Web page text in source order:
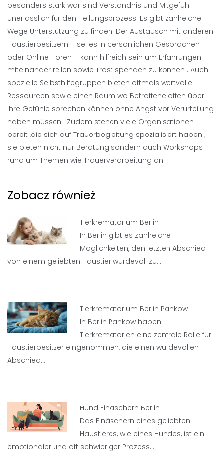
besonders stark war sind Verständnis und Mitgefühl
unerlässlich für den Heilungsprozess. Es gibt zahlreiche
Wege Unterstützung zu finden: Der Austausch mit anderen
Haustierbesitzern – sei es in persönlichen Gesprächen
oder Online-Foren – kann hilfreich sein um Erfahrungen
miteinander teilen sowie Trost spenden zu können . Auch
spezielle Selbsthilfegruppen bieten oftmals wertvolle
Ressourcen sowie einen Raum wo Betroffene offen über
ihre Gefühle sprechen können ohne Angst vor Verurteilung
haben müssen . Zudem stehen viele Organisationen
bereit ,die sich auf Trauerbegleitung spezialisiert haben ;
sie bieten nicht nur Beratung sondern auch Workshops
rund um Themen wie Trauerverarbeitung an .
Zobacz również
Tierkrematorium Berlin
In Berlin gibt es zahlreiche
Möglichkeiten, den letzten Abschied
von einem geliebten Haustier würdevoll zu…
Tierkrematorium Berlin Pankow
In Berlin Pankow haben
Tierkrematorien eine zentrale Rolle für
Haustierbesitzer eingenommen, die einen würdevollen
Abschied…
Hund Einäschern Berlin
Das Einäschern eines geliebten
Haustieres, wie eines Hundes, ist ein
emotionaler und oft schwieriger Prozess…